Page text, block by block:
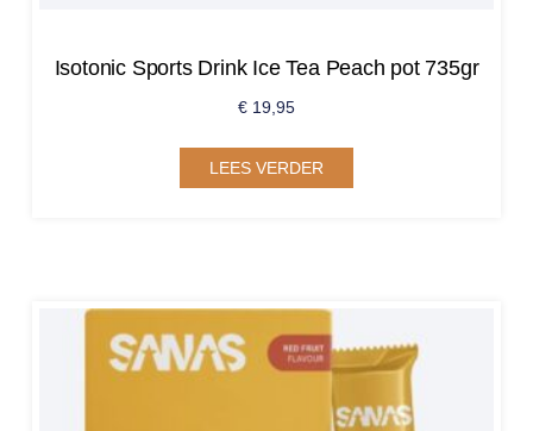
Isotonic Sports Drink Ice Tea Peach pot 735gr
€ 19,95
LEES VERDER